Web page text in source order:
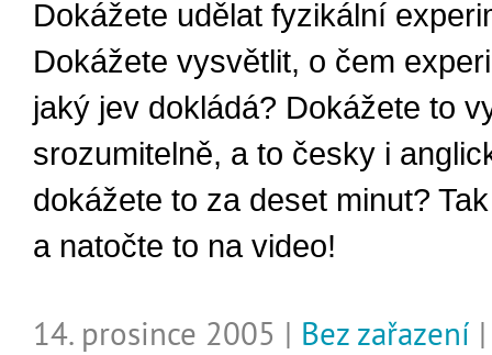
Dokážete udělat fyzikální
Dokážete vysvětlit, o čem
jaký jev dokládá? Dokážete to
srozumitelně, a to česky i
dokážete to za deset minut?
a natočte to na video!
14. prosince 2005 | Bez zařazení